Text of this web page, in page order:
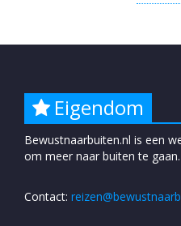
Eigendom
Bewustnaarbuiten.nl is een
om meer naar buiten te gaan.
Contact: